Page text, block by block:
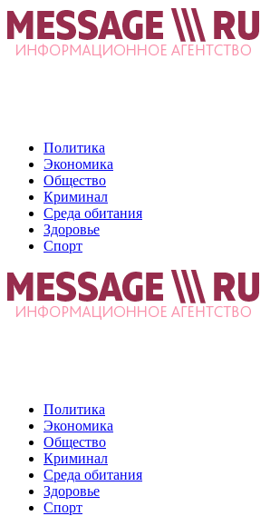
Политика
Экономика
Общество
Криминал
Среда обитания
Здоровье
Спорт
Политика
Экономика
Общество
Криминал
Среда обитания
Здоровье
Спорт